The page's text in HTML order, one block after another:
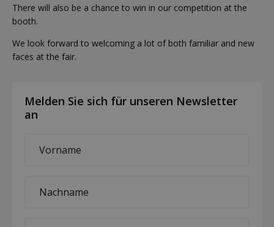
There will also be a chance to win in our competition at the
booth.
We look forward to welcoming a lot of both familiar and new
faces at the fair.
Melden Sie sich für unseren Newsletter
an
name
name